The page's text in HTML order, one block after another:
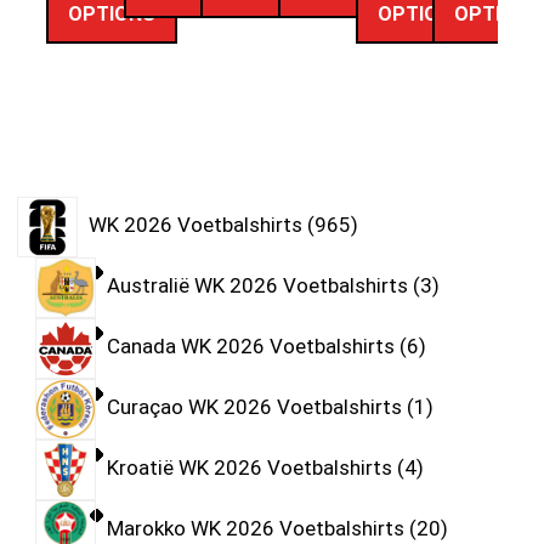
OPTIONS
OPTIONSOPTIONS
WK 2026 Voetbalshirts 965
Australië WK 2026 Voetbalshirts 3
Canada WK 2026 Voetbalshirts 6
Curaçao WK 2026 Voetbalshirts 1
Kroatië WK 2026 Voetbalshirts 4
Marokko WK 2026 Voetbalshirts 20